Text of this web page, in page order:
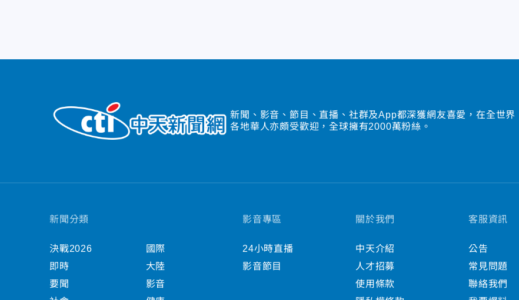
新聞、影音、節目、直播、社群及App都深獲網友喜愛，在全世界
各地華人亦頗受歡迎，全球擁有2000萬粉絲。
新聞分類
決戰2026
即時
要聞
國際
大陸
影音
影音專區
24小時直播
影音節目
關於我們
中天介紹
人才招募
使用條款
客服資訊
公告
常見問題
聯絡我們